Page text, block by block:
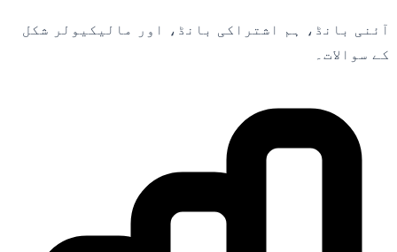
آئنی بانڈ، ہم اشتراکی بانڈ، اور مالیکیولر شکل
کے سوالات۔